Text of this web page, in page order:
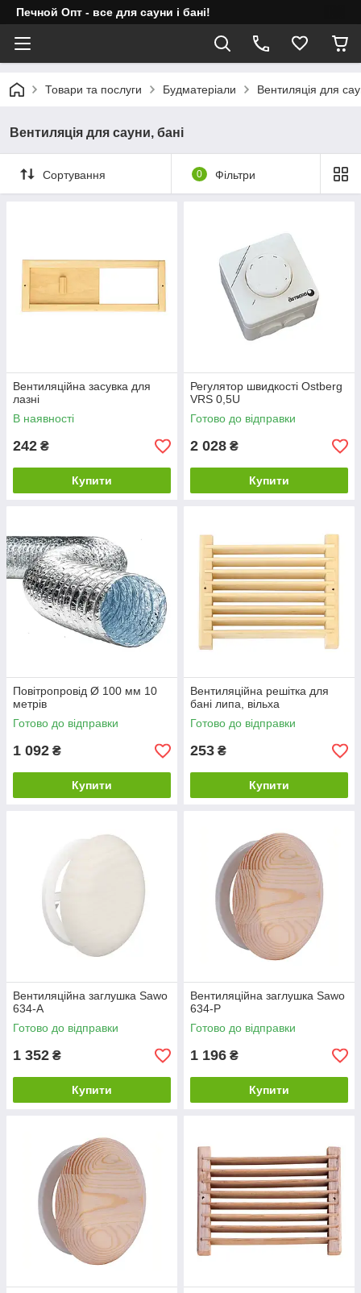
Печной Опт - все для сауни і бані!
Товари та послуги Будматеріали Вентиляція для
Вентиляція для сауни, бані
Сортування 0 Фільтри
Вентиляційна засувка для
лазні
В наявності
242 ₴
Купити
Регулятор швидкості Ostberg
VRS 0,5U
Готово до відправки
2 028 ₴
Купити
Повітропровід Ø 100 мм 10
метрів
Готово до відправки
1 092 ₴
Купити
Вентиляційна решітка для
бані липа, вільха
Готово до відправки
253 ₴
Купити
Вентиляційна заглушка Sawo
634-A
Готово до відправки
1 352 ₴
Купити
Вентиляційна заглушка Sawo
634-P
Готово до відправки
1 196 ₴
Купити